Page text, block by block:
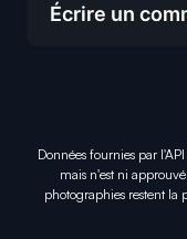
Écrire un
Données fournies par
mais n'est ni
photographies restent la